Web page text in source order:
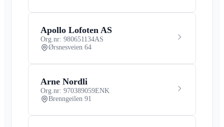
Apollo Lofoten AS
Org.nr: 980651134AS
Ørsnesveien 64
Arne Nordli
Org.nr: 970389059ENK
Brenngeilen 91